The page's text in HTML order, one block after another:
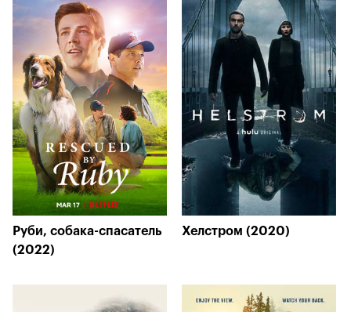
Руби, собака-спасатель
(2022)
Хелстром (2020)